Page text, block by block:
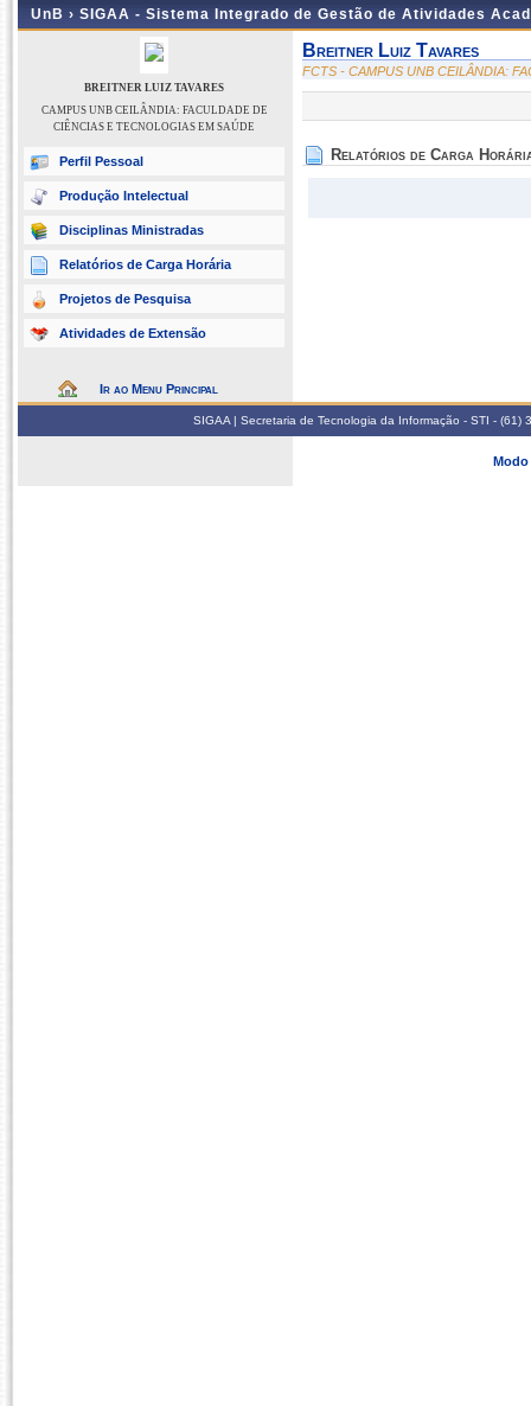
UnB › SIGAA - Sistema Integrado de Gestão de Atividades
BREITNER LUIZ TAVARES
CAMPUS UNB CEILÂNDIA: FACULDADE DE
CIÊNCIAS E TECNOLOGIAS EM SAÚDE
Perfil Pessoal
Produção Intelectual
Disciplinas Ministradas
Relatórios de Carga Horária
Projetos de Pesquisa
Atividades de Extensão
Ir ao Menu Principal
Breitner Luiz Tavares
FCTS - CAMPUS UNB CEILÂNDIA:
Relatórios de Carga
SIGAA | Secretaria de Tecnologia da Informação - STI -
Modo